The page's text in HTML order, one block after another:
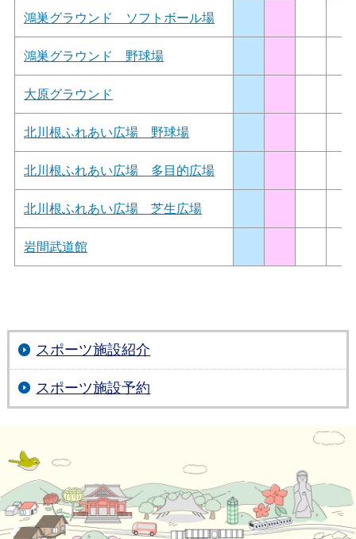
鴻巣グラウンド ソフトボール場
鴻巣グラウンド 野球場
大原グラウンド
北川根ふれあい広場 野球場
北川根ふれあい広場 多目的広場
北川根ふれあい広場 芝生広場
岩間武道館
スポーツ施設紹介
スポーツ施設予約